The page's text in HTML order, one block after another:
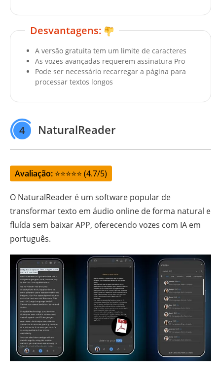
Desvantagens:
A versão gratuita tem um limite de caracteres
As vozes avançadas requerem assinatura Pro
Pode ser necessário recarregar a página para
processar textos longos
4 NaturalReader
Avaliação: ⭐⭐⭐⭐⭐ (4.7/5)
O NaturalReader é um software popular de
transformar texto em áudio online de forma natural e
fluída sem baixar APP, oferecendo vozes com IA em
português.